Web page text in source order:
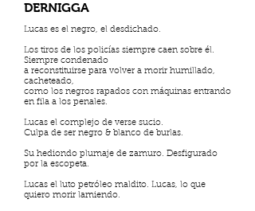
DERNIGGA
Lucas es el negro, el desdichado.
Los tiros de los policías siempre caen sobre él.
Siempre condenado
a reconstituirse para volver a morir humillado,
cacheteado,
como los negros rapados con máquinas entrando
en fila a los penales.
Lucas el complejo de verse sucio.
Culpa de ser negro & blanco de burlas.
Su hediondo plumaje de zamuro. Desfigurado
por la escopeta.
Lucas el luto petróleo maldito. Lucas, lo que
quiero morir lamiendo.